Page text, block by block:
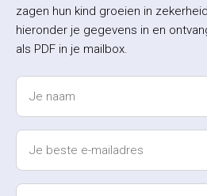
zagen hun kind groeien in
hieronder je gegevens in en
als PDF in je mailbox.